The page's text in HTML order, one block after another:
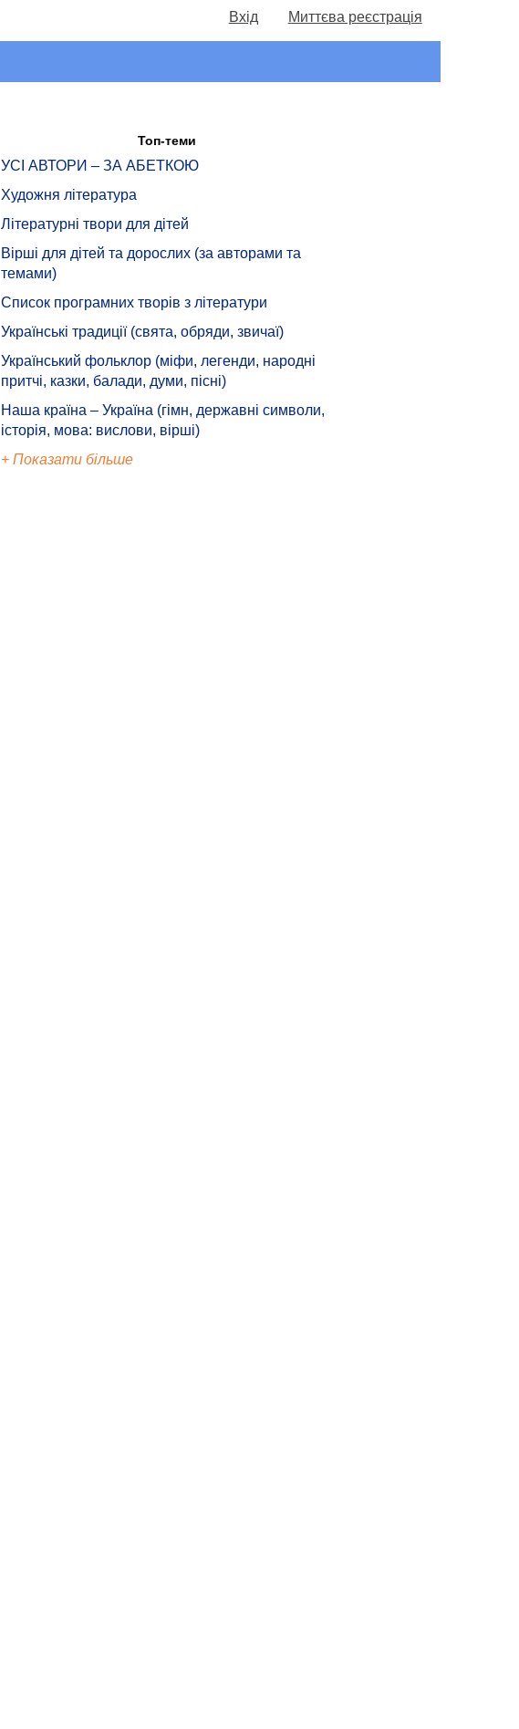
Вхід Миттєва реєстрація
Топ-теми
УСІ АВТОРИ – ЗА АБЕТКОЮ
Художня література
Літературні твори для дітей
Вірші для дітей та дорослих (за авторами та
темами)
Список програмних творів з літератури
Українські традиції (свята, обряди, звичаї)
Український фольклор (міфи, легенди, народні
притчі, казки, балади, думи, пісні)
Наша країна – Україна (гімн, державні символи,
історія, мова: вислови, вірші)
+ Показати більше